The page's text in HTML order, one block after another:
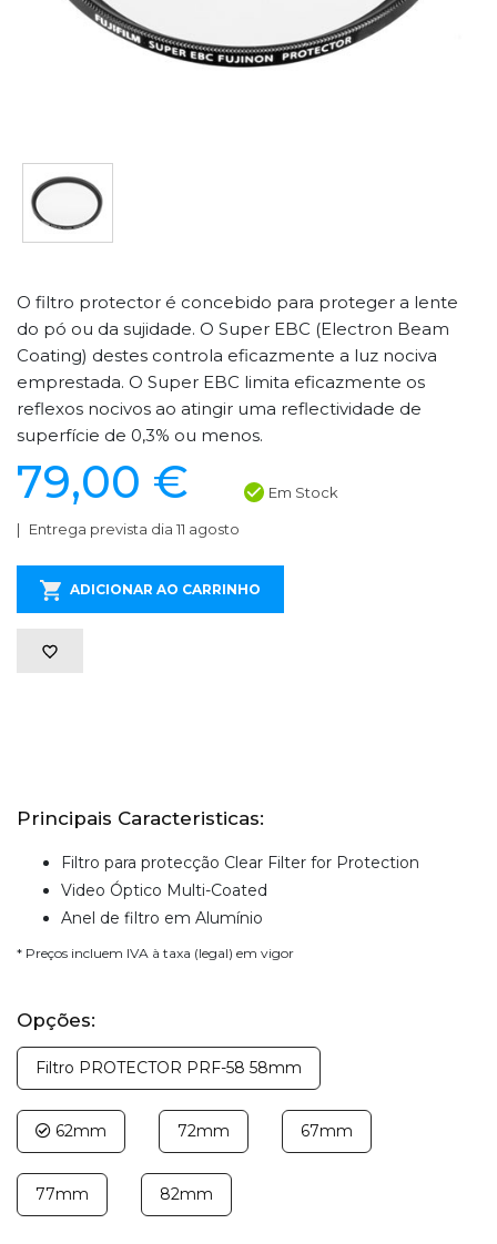
O filtro protector é concebido para proteger a lente
do pó ou da sujidade. O Super EBC (Electron Beam
Coating) destes controla eficazmente a luz nociva
emprestada. O Super EBC limita eficazmente os
reflexos nocivos ao atingir uma reflectividade de
superfície de 0,3% ou menos.
79,00 € Em Stock
Entrega prevista dia 11 agosto
ADICIONAR AO CARRINHO
Principais Caracteristicas:
Filtro para protecção Clear Filter for Protection
Video Óptico Multi-Coated
Anel de filtro em Alumínio
* Preços incluem IVA à taxa (legal) em vigor
Opções:
Filtro PROTECTOR PRF-58 58mm
62mm 72mm 67mm
77mm 82mm